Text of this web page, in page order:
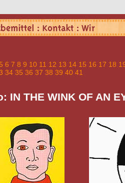
5 6 7 8 9 10 11 12 13 14 15 16 17 18
34 35 36 37 38 39 40 41
IN THE WINK OF AN